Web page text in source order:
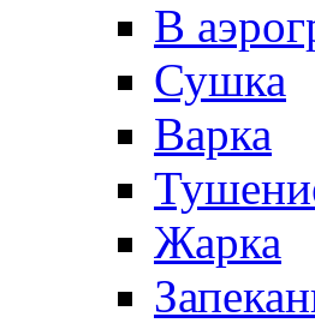
В
Сушка
Варка
Жарка